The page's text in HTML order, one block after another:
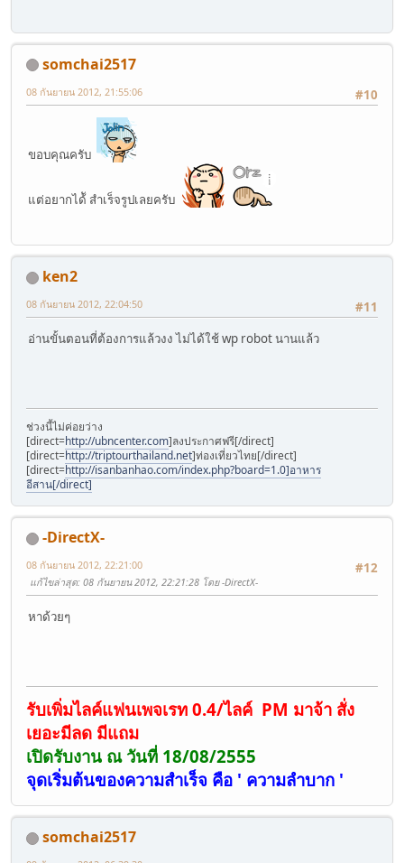
somchai2517
#10
08 กันยายน 2012, 21:55:06
ขอบคุณครับ
แต่อยากได้ั สำเร็จรูปเลยครับ
ken2
#11
08 กันยายน 2012, 22:04:50
อ่านขั้นตอนที่ต้องการแล้วงง ไม่ได้ใช้ wp robot นานแล้ว
ช่วงนี้ไม่ค่อยว่าง
[direct=http://ubncenter.com]ลงประกาศฟรี[/direct]
[direct=http://triptourthailand.net]ท่องเที่ยวไทย[/direct]
[direct=http://isanbanhao.com/index.php?board=1.0]อาหาร
อีสาน[/direct]
-DirectX-
#12
08 กันยายน 2012, 22:21:00
แก้ไขล่าสุด: 08 กันยายน 2012, 22:21:28 โดย -DirectX-
หาด้วยๆ
รับเพิ่มไลค์แฟนเพจเรท 0.4/ไลค์ PM มาจ้า สั่ง
เยอะมีลด มีแถม
เปิดรับงาน ณ วันที่ 18/08/2555
จุดเริ่มต้นของความสำเร็จ คือ ' ความลำบาก '
somchai2517